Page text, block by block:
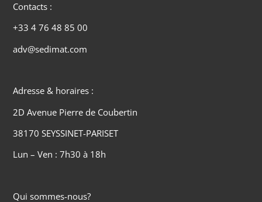
Contacts :
+33 4 76 48 85 00
adv@sedimat.com
Adresse & horaires :
2D Avenue Pierre de Coubertin
38170 SEYSSINET-PARISET
Lun – Ven : 7h30 à 18h
Qui sommes-nous?